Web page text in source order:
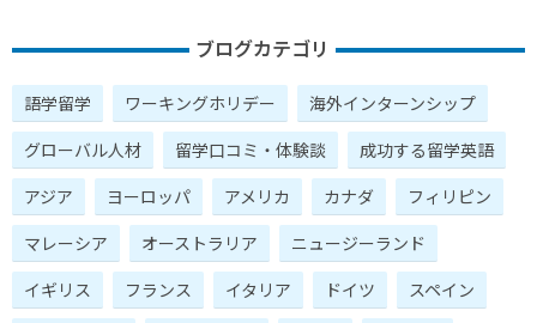
ブログカテゴリ
語学留学 ワーキングホリデー
海外インターンシップ
グローバル人材
留学口コミ・体験談
成功する留学英語
アジア
ヨーロッパ アメリカ カナダ
フィリピン
マレーシア
オーストラリア
ニュージーランド
イギリス
フランス イタリア ドイツ
スペイン